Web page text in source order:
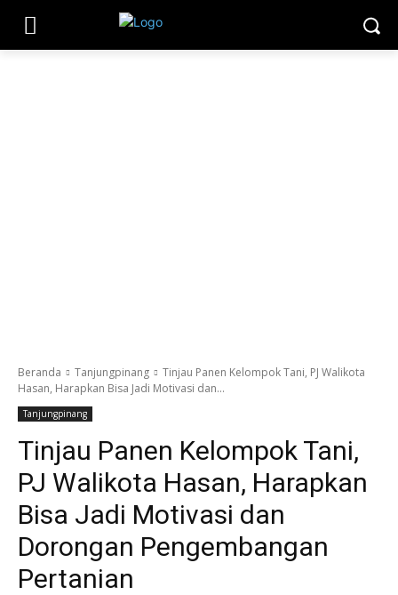
Beranda Tanjungpinang
Tinjau Panen Kelompok Tani, PJ Walikota
Hasan, Harapkan Bisa Jadi Motivasi dan...
Tanjungpinang
Tinjau Panen Kelompok Tani,
PJ Walikota Hasan, Harapkan
Bisa Jadi Motivasi dan
Dorongan Pengembangan
Pertanian